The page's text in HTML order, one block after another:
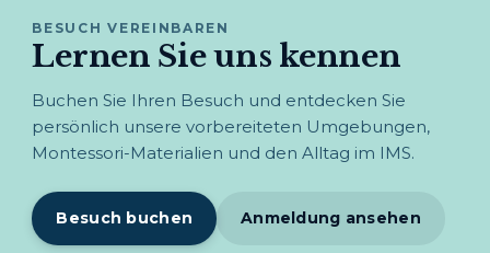
BESUCH VEREINBAREN
Lernen Sie uns kennen
Buchen Sie Ihren Besuch und entdecken Sie
persönlich unsere vorbereiteten Umgebungen,
Montessori-Materialien und den Alltag im IMS.
Besuch buchen Anmeldung ansehen